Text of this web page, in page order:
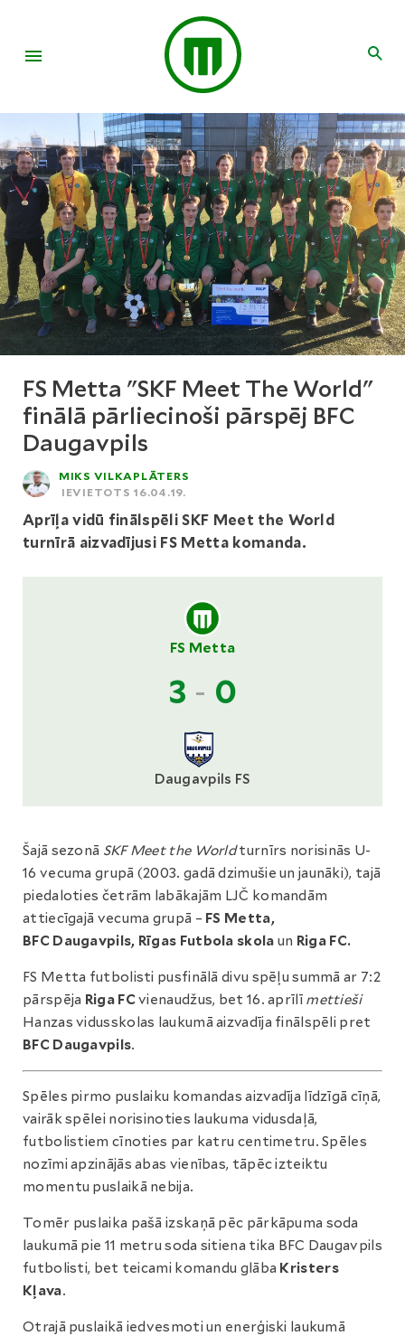
FS Metta "SKF Meet The World"
finālā pārliecinoši pārspēj BFC
Daugavpils
MIKS VILKAPLĀTERS
IEVIETOTS 16.04.19.
Aprīļa vidū finālspēli SKF Meet the World
turnīrā aizvadījusi FS Metta komanda.
FS Metta
3 - 0
Daugavpils FS
Šajā sezonā SKF Meet the Worldturnīrs norisinās U-
16 vecuma grupā (2003. gadā dzimušie un jaunāki), tajā
piedaloties četrām labākajām LJČ komandām
attiecīgajā vecuma grupā – FS Metta,
BFC Daugavpils, Rīgas Futbola skola un Riga FC.
FS Metta futbolisti pusfinālā divu spēļu summā ar 7:2
pārspēja Riga FC vienaudžus, bet 16. aprīlī mettieši
Hanzas vidusskolas laukumā aizvadīja finālspēli pret
BFC Daugavpils.
Spēles pirmo puslaiku komandas aizvadīja līdzīgā cīņā,
vairāk spēlei norisinoties laukuma vidusdaļā,
futbolistiem cīnoties par katru centimetru. Spēles
nozīmi apzinājās abas vienības, tāpēc izteiktu
momentu puslaikā nebija.
Tomēr puslaika pašā izskaņā pēc pārkāpuma soda
laukumā pie 11 metru soda sitiena tika BFC Daugavpils
futbolisti, bet teicami komandu glāba Kristers
Kļava.
Otrajā puslaikā iedvesmoti un enerģiski laukumā